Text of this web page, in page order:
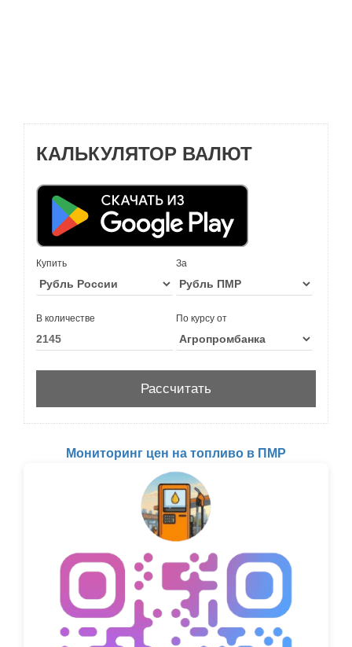
КАЛЬКУЛЯТОР ВАЛЮТ
Купить За
В количестве По курсу от
Мониторинг цен на топливо в ПМР